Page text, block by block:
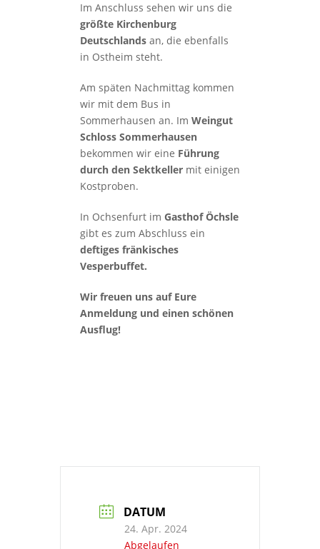
Im Anschluss sehen wir uns die
größte Kirchenburg
Deutschlands an, die ebenfalls
in Ostheim steht.
Am späten Nachmittag kommen
wir mit dem Bus in
Sommerhausen an. Im Weingut
Schloss Sommerhausen
bekommen wir eine Führung
durch den Sektkeller mit einigen
Kostproben.
In Ochsenfurt im Gasthof Öchsle
gibt es zum Abschluss ein
deftiges fränkisches
Vesperbuffet.
Wir freuen uns auf Eure
Anmeldung und einen schönen
Ausflug!
DATUM
24. Apr. 2024
Abgelaufen